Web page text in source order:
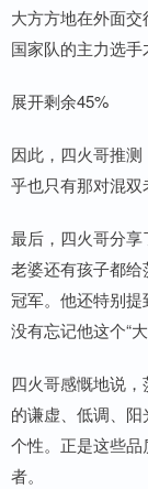
大方方地在外面
国家队的主力选手
展开剩余45%
因此，四火哥推测
乎也只有那对混双
最后，四火哥分
老婆还有孩子都
冠军。他还特别
没有忘记他这个“
四火哥感慨地说
的谦虚、低调、
个性。正是这些
者。